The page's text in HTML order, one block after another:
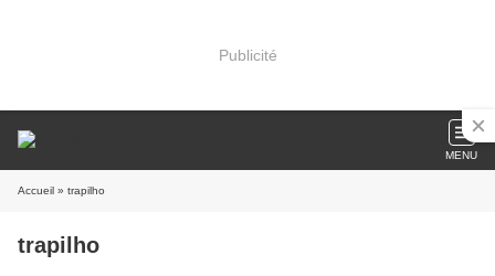
Publicité
MENU
Accueil » trapilho
trapilho